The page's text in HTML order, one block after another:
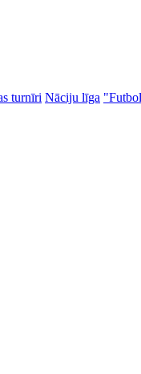
turnīri Nāciju līga